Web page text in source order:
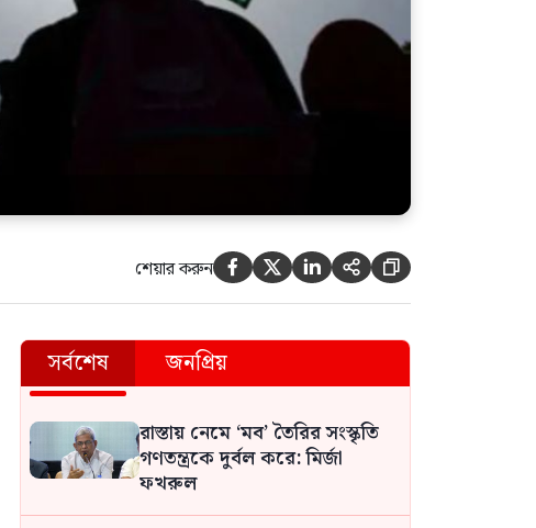
শেয়ার করুন     
সর্বশেষ জনপ্রিয়
রাস্তায় নেমে ‘মব’ তৈরির সংস্কৃতি
গণতন্ত্রকে দুর্বল করে: মির্জা
ফখরুল